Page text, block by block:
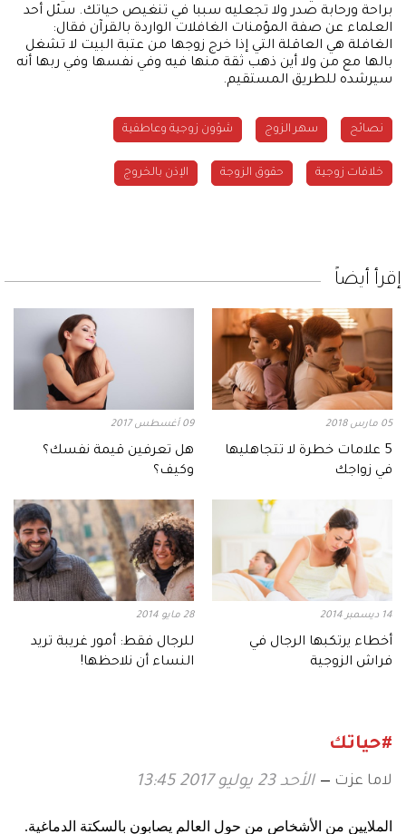
براحة ورحابة صدر ولا تجعليه سببا في تنغيص حياتك. سئل أحد
العلماء عن صفة المؤمنات الغافلات الواردة بالقرآن فقال:
الغافلة هي العاقلة التي إذا خرج زوجها من عتبة البيت لا تشغل
بالها مع من ولا أين ذهب ثقة منها فيه وفي نفسها وفي ربها أنه
سيرشده للطريق المستقيم.
نصائح سهر الزوج شؤون زوجية وعاطفية
خلافات زوجية حقوق الزوجة الإذن بالخروج
إقرأ أيضاً
05 مارس 2018
5 علامات خطرة لا تتجاهليها
في زواجك
09 أغسطس 2017
هل تعرفين قيمة نفسك؟
وكيف؟
14 ديسمبر 2014
أخطاء يرتكبها الرجال في
فراش الزوجية
28 مايو 2014
للرجال فقط: أمور غريبة تريد
النساء أن نلاحظها!
#حياتك
لاما عزت الأحد 23 يوليو 2017 13:45
الملايين من الأشخاص من حول العالم يصابون بالسكتة الدماغية.